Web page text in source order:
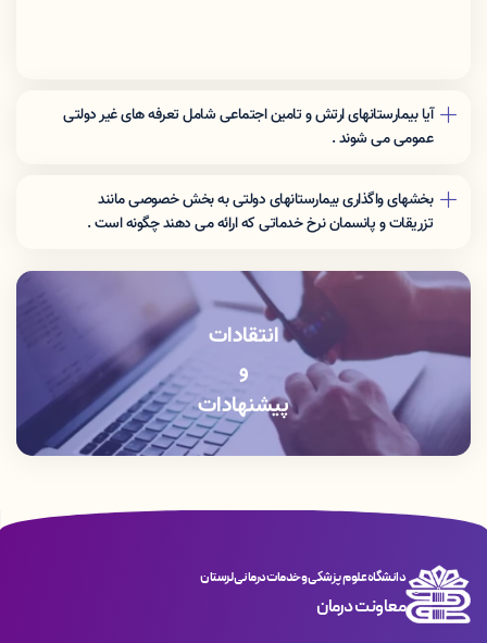
آیا بیمارستانهای ارتش و تامین اجتماعی شامل تعرفه های غیر دولتی
عمومی می شوند .
بخشهای واگذاری بیمارستانهای دولتی به بخش خصوصی مانند
تزریقات و پانسمان نرخ خدماتی که اراِئه می دهند چگونه است .
انتقادات
و
پیشنهادات
دانشگاه علوم پزشکی و خدمات درمانی لرستان
معاونت درمان